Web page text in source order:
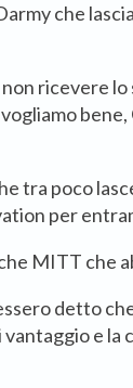
che
ricevere
bene,
tra poco
per
MITT che
detto
e la